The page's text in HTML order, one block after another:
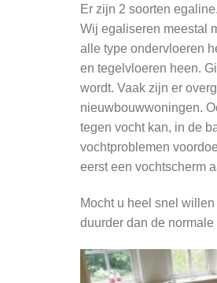
Er zijn 2 soorten
Wij egaliseren meestal
alle type ondervloeren
en tegelvloeren heen.
wordt. Vaak zijn er
nieuwbouwwoningen.
tegen vocht kan, in de
vochtproblemen
eerst een vochtscherm
Mocht u heel snel
duurder dan de